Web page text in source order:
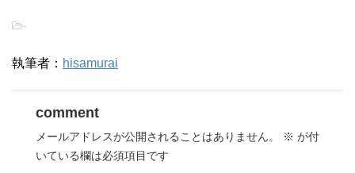
-
執筆者： hisamurai
comment
メールアドレスが公開されることはありません。 ※ が付
いている欄は必須項目です